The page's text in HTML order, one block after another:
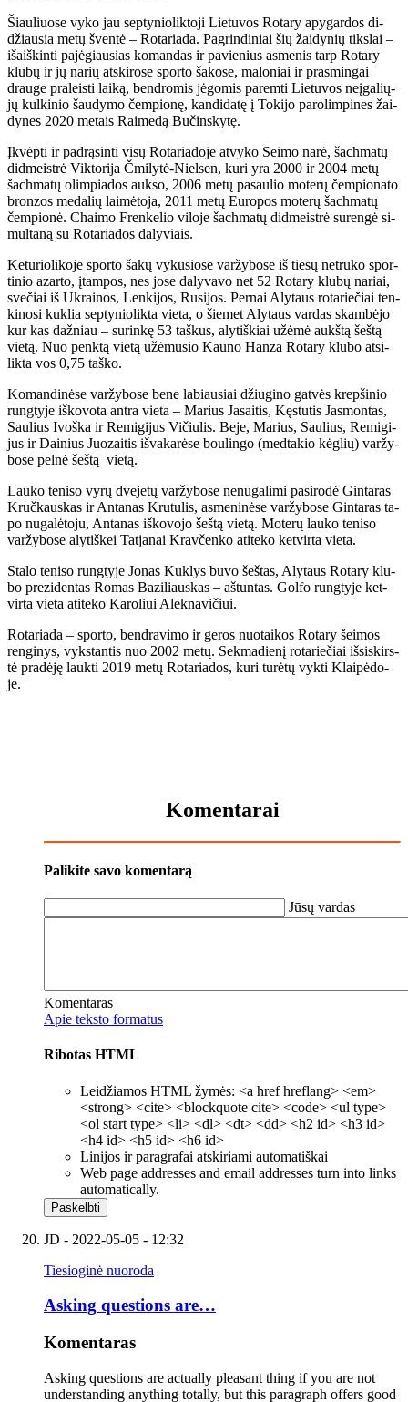
Šiau­liuo­se vy­ko jau sep­ty­nio­lik­to­ji Lie­tu­vos Ro­ta­ry apy­gar­dos di­
džiau­sia me­tų šven­tė – Ro­ta­ria­da. Pa­grin­di­niai šių žai­dy­nių tiks­lai –
iš­aiš­kin­ti pa­jė­giau­sias ko­man­das ir pa­vie­nius as­me­nis tarp Ro­ta­ry
klu­bų ir jų na­rių at­ski­ro­se spor­to ša­ko­se, ma­lo­niai ir pra­smin­gai
drau­ge pra­leis­ti lai­ką, ben­dro­mis jė­go­mis pa­rem­ti Lie­tu­vos ne­įga­lių­
jų kul­ki­nio šau­dy­mo čem­pio­nę, kan­di­da­tę į To­ki­jo pa­ro­lim­pi­nes žai­
dy­nes 2020 me­tais Rai­me­dą Bu­čins­ky­tę.
Įkvėp­ti ir pa­drą­sin­ti vi­sų Ro­ta­ria­do­je at­vy­ko Sei­mo na­rė, šach­ma­tų
did­meist­rė Vik­to­ri­ja Čmi­ly­tė-Niel­sen, ku­ri yra 2000 ir 2004 me­tų
šach­ma­tų olim­pia­dos auk­so, 2006 me­tų pa­sau­lio mo­te­rų čem­pio­na­to
bron­zos me­da­lių lai­mė­to­ja, 2011 me­tų Eu­ro­pos mo­te­rų šach­ma­tų
čem­pio­nė. Chai­mo Fren­ke­lio vi­lo­je šach­ma­tų did­meist­rė su­ren­gė si­
mul­ta­ną su Ro­ta­ria­dos da­ly­viais.
Ke­tu­rio­li­ko­je spor­to ša­kų vy­ku­sio­se var­žy­bo­se iš tie­sų ne­trū­ko spor­
ti­nio azar­to, įtam­pos, nes jo­se da­ly­va­vo net 52 Ro­ta­ry klu­bų na­riai,
sve­čiai iš Uk­rai­nos, Len­ki­jos, Ru­si­jos. Per­nai Aly­taus ro­ta­rie­čiai ten­
ki­no­si kuk­lia sep­ty­nio­lik­ta vie­ta, o šie­met Aly­taus var­das skam­bė­jo
kur kas daž­niau – su­rin­kę 53 taš­kus, aly­tiš­kiai už­ėmė aukš­tą šeš­tą
vie­tą. Nuo penk­tą vie­tą už­ėmu­sio Kau­no Han­za Ro­ta­ry klu­bo at­si­
lik­ta vos 0,75 taš­ko.
Ko­man­di­nė­se var­žy­bo­se be­ne la­biau­siai džiu­gi­no gat­vės krep­ši­nio
rung­ty­je iš­ko­vo­ta an­tra vie­ta – Ma­rius Ja­sai­tis, Kęs­tu­tis Jas­mon­tas,
Sau­lius Ivoš­ka ir Re­mi­gi­jus Vi­čiu­lis. Be­je, Ma­rius, Sau­lius, Re­mi­gi­
jus ir Dai­nius Juo­zai­tis iš­va­ka­rė­se bou­lin­go (med­ta­kio kėg­lių) var­žy­
bo­se pel­nė šeš­tą vie­tą.
Lau­ko te­ni­so vy­rų dve­je­tų var­žy­bo­se ne­nu­ga­li­mi pa­si­ro­dė Gin­ta­ras
Kruč­kaus­kas ir An­ta­nas Kru­tu­lis, as­me­ni­nė­se var­žy­bo­se Gin­ta­ras ta­
po nu­ga­lė­to­ju, An­ta­nas iš­ko­vo­jo šeš­tą vie­tą. Mo­te­rų lau­ko te­ni­so
var­žy­bo­se aly­tiš­kei Tat­ja­nai Krav­čen­ko ati­te­ko ket­vir­ta vie­ta.
Sta­lo te­ni­so rung­ty­je Jo­nas Kuk­lys bu­vo šeš­tas, Aly­taus Ro­ta­ry klu­
bo pre­zi­den­tas Ro­mas Ba­zi­liaus­kas – aš­tun­tas. Gol­fo rung­ty­je ket­
vir­ta vie­ta ati­te­ko Ka­ro­liui Alek­na­vi­čiui.
Ro­ta­ria­da – spor­to, ben­dra­vi­mo ir ge­ros nuo­tai­kos Ro­ta­ry šei­mos
ren­gi­nys, vyks­tan­tis nuo 2002 me­tų. Sek­ma­die­nį ro­ta­rie­čiai iš­si­skirs­
tė pra­dė­ję lauk­ti 2019 me­tų Ro­ta­ria­dos, ku­ri tu­rė­tų vyk­ti Klai­pė­do­
je.
Komentarai
Palikite savo komentarą
Jūsų vardas
Komentaras
Apie teksto formatus
Ribotas HTML
Leidžiamos HTML žymės: <a href hreflang> <em>
<strong> <cite> <blockquote cite> <code> <ul type>
<ol start type> <li> <dl> <dt> <dd> <h2 id> <h3 id>
<h4 id> <h5 id> <h6 id>
Linijos ir paragrafai atskiriami automatiškai
Web page addresses and email addresses turn into links
automatically.
JD - 2022-05-05 - 12:32
Tiesioginė nuoroda
Asking questions are…
Komentaras
Asking questions are actually pleasant thing if you are not
understanding anything totally, but this paragraph offers good